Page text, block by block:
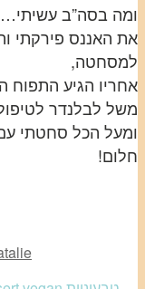
ומה בסה”ב עשיתי…
את האננס פירקתי
למסחטה,
אחריו הגיע התפוח
משל לבלנדר
ומעל הכל סחטתי
חלום!